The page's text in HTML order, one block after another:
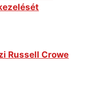
Russell Crowe